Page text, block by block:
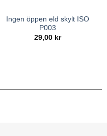
Ingen öppen eld skylt ISO
P003
29,00 kr